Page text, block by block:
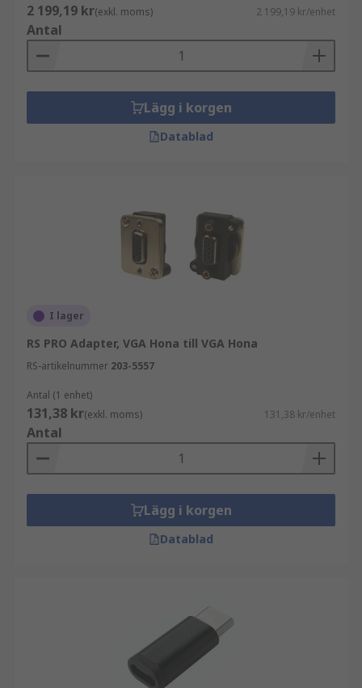
2 199,19 kr(exkl. moms) 2 199,19 kr/enhet
Antal
Lägg i korgen
Datablad
I lager
RS PRO Adapter, VGA Hona till VGA Hona
RS-artikelnummer 203-5557
Antal (1 enhet)
131,38 kr(exkl. moms) 131,38 kr/enhet
Antal
Lägg i korgen
Datablad